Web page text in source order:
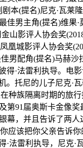
本(提名)尼克·瓦莱
佳男主角(提名)维果
山影评人协会奖
凰城影评人协会奖
男配角(提名)马赫沙
·法雷利执导。电
托尼的儿子尼克·瓦
种族隔离时期的旅
第91届奥斯卡金像
幕，并且告诉了两
应该把你父亲告诉
雷利执导，尼克·